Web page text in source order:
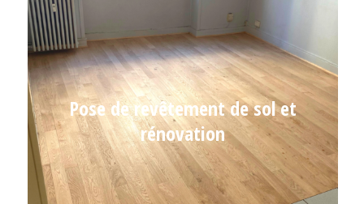
Pose de revêtement de sol et
rénovation